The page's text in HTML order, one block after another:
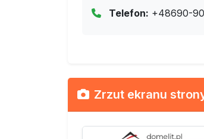
Telefon: +48690-
Zrzut ekranu